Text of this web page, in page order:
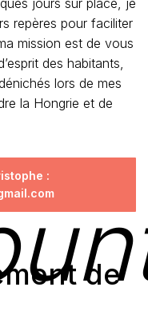
jours sur place, je
repères pour faciliter
mission est de vous
des habitants,
lors de mes
la Hongrie et de
:
de